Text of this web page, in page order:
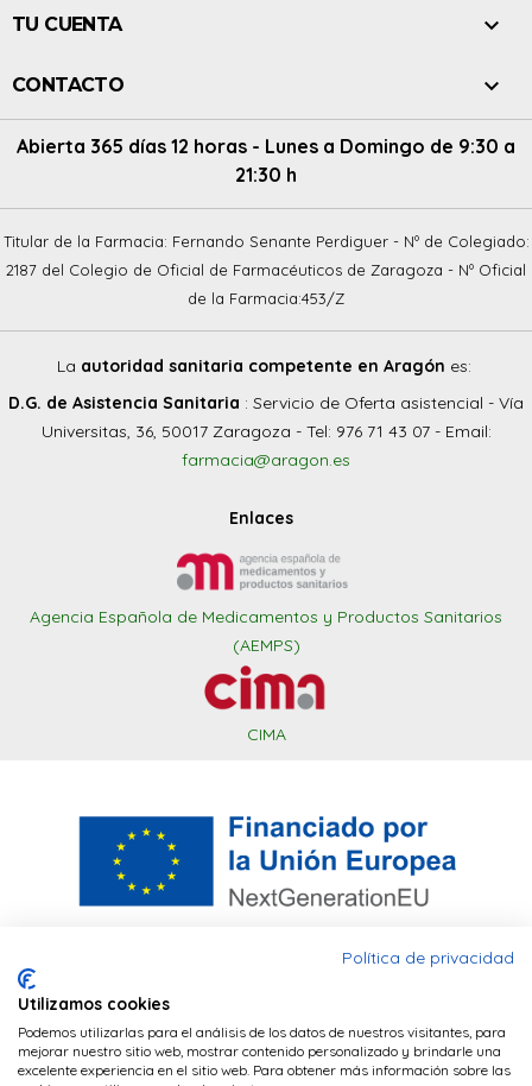
mantener la sesión del navegador y cookies
de terceros (Google Analytics) para realizar
TU CUENTA 
CONTACTO 
Abierta 365 días 12 horas - Lunes a Domingo de 9:30 a
21:30 h
Titular de la Farmacia: Fernando Senante Perdiguer - Nº de Colegiado:
2187 del Colegio de Oficial de Farmacéuticos de Zaragoza - Nº Oficial
de la Farmacia:453/Z
La autoridad sanitaria competente en Aragón es:
D.G. de Asistencia Sanitaria : Servicio de Oferta asistencial - Vía
Universitas, 36, 50017 Zaragoza - Tel: 976 71 43 07 - Email:
farmacia@aragon.es
Enlaces
Agencia Española de Medicamentos y Productos Sanitarios
(AEMPS)
CIMA
Financiado por la Unión Europea – NextGenerationEU. Sin
embargo, los puntos de vista y las opiniones expresadas son
únicamente los del autor o autores y no reflejan
Política de privacidad
Utilizamos cookies
Podemos utilizarlas para el análisis de los datos de nuestros visitantes, para
mejorar nuestro sitio web, mostrar contenido personalizado y brindarle una
excelente experiencia en el sitio web. Para obtener más información sobre las